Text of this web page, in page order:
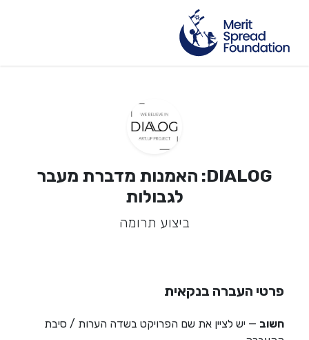
DIALOG: האמנות מדברת מעבר
לגבולות
ביצוע תרומה
פרטי העברה בנקאית
חשוב — יש לציין את שם הפרויקט בשדה הערות / סיבת